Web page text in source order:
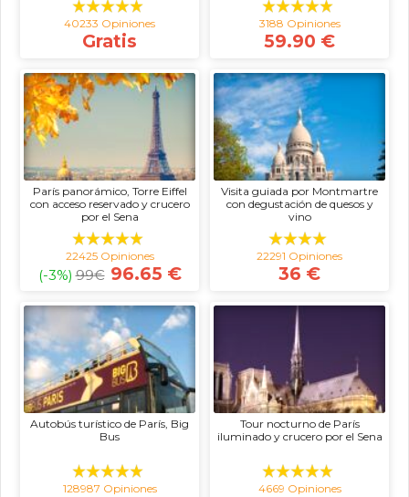
40233 Opiniones
Gratis
3188 Opiniones
59.90 €
París panorámico, Torre Eiffel
con acceso reservado y crucero
por el Sena
22425 Opiniones
(-3%) 99€ 96.65 €
Visita guiada por Montmartre
con degustación de quesos y
vino
22291 Opiniones
36 €
Autobús turístico de París, Big
Bus
128987 Opiniones
Tour nocturno de París
iluminado y crucero por el Sena
4669 Opiniones